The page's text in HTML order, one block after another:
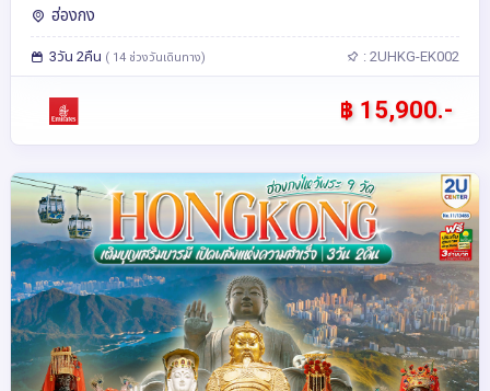
ฮ่องกง
3วัน 2คืน ( 14 ช่วงวันเดินทาง) : 2UHKG-EK002
฿ 15,900.-